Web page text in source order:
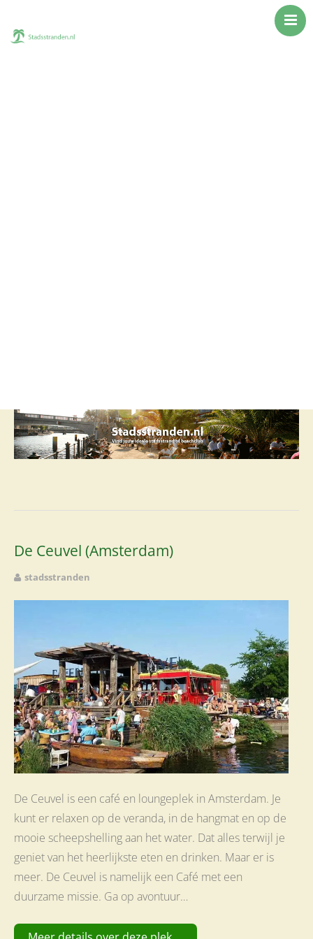
Beachclub
Lounge
Club
De Ceuvel (Amsterdam)
stadsstranden
De Ceuvel is een café en loungeplek in Amsterdam. Je
kunt er relaxen op de veranda, in de hangmat en op de
mooie scheepshelling aan het water. Dat alles terwijl je
geniet van het heerlijkste eten en drinken. Maar er is
meer. De Ceuvel is namelijk een Café met een
duurzame missie. Ga op avontuur…